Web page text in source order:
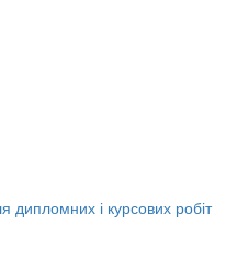
дипломних і курсових робіт